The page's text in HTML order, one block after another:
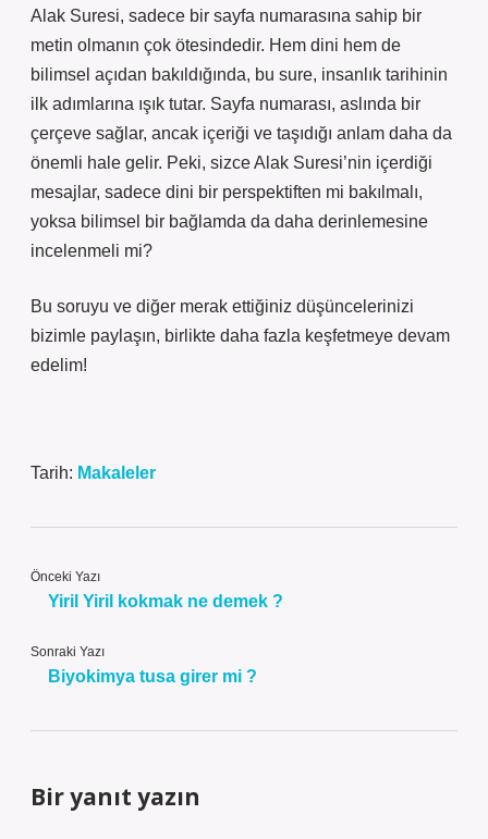
Alak Suresi, sadece bir sayfa numarasına sahip bir
metin olmanın çok ötesindedir. Hem dini hem de
bilimsel açıdan bakıldığında, bu sure, insanlık tarihinin
ilk adımlarına ışık tutar. Sayfa numarası, aslında bir
çerçeve sağlar, ancak içeriği ve taşıdığı anlam daha da
önemli hale gelir. Peki, sizce Alak Suresi’nin içerdiği
mesajlar, sadece dini bir perspektiften mi bakılmalı,
yoksa bilimsel bir bağlamda da daha derinlemesine
incelenmeli mi?
Bu soruyu ve diğer merak ettiğiniz düşüncelerinizi
bizimle paylaşın, birlikte daha fazla keşfetmeye devam
edelim!
Tarih: Makaleler
Önceki Yazı
Yiril Yiril kokmak ne demek ?
Sonraki Yazı
Biyokimya tusa girer mi ?
Bir yanıt yazın